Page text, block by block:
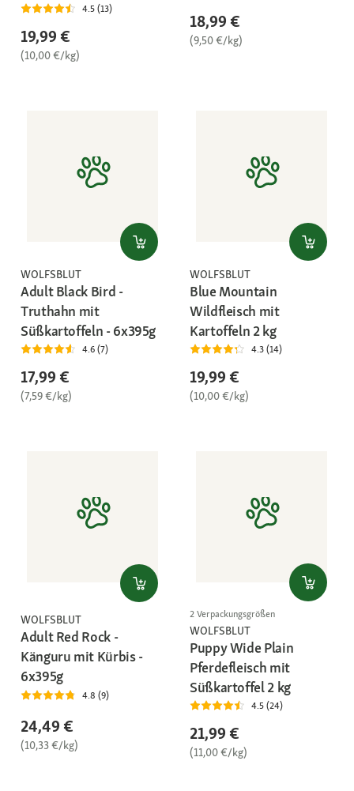
4.5 (13)
19,99 €
(10,00 €/kg)
18,99 €
(9,50 €/kg)
WOLFSBLUT
Adult Black Bird -
Truthahn mit
Süßkartoffeln - 6x395g
4.6 (7)
17,99 €
(7,59 €/kg)
WOLFSBLUT
Blue Mountain
Wildfleisch mit
Kartoffeln 2 kg
4.3 (14)
19,99 €
(10,00 €/kg)
WOLFSBLUT
Adult Red Rock -
Känguru mit Kürbis -
6x395g
4.8 (9)
24,49 €
(10,33 €/kg)
2 Verpackungsgrößen
WOLFSBLUT
Puppy Wide Plain
Pferdefleisch mit
Süßkartoffel 2 kg
4.5 (24)
21,99 €
(11,00 €/kg)